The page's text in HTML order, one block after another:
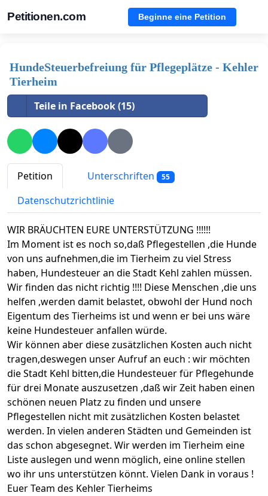
Petitionen.com Beginne eine Petition
HundeSteuerbefreiung für Pflegeplätze - Kehler
Tierheim
Teile in Facebook (15)
Petition Unterschriften 55
Datenschutzrichtlinie
WIR BRÄUCHTEN EURE UNTERSTÜTZUNG !!!!!!
Im Moment ist es noch so,daß Pflegestellen ,die Hunde
von uns aufnehmen,die im Tierheim zu viel Stress
haben, Hundesteuer an die Stadt Kehl zahlen müssen.
Wir finden das nicht richtig !!!! Diese Menschen ,die uns
helfen ,werden damit belastet, obwohl der Hund noch
Eigentum des Tierheims ist und wenn er bei uns wäre
keine Hundesteuer anfallen würde.
Wir können aber diese zusätzlichen Kosten auch nicht
tragen,deswegen unser Aufruf an euch : wir möchten
die Stadt Kehl bitten,die Hundesteuer für Pflegehunde
für drei Monate auszusetzen ,daß wir Zeit haben einen
schönen neuen Platz zu finden und unsere
Pflegestellen nicht mit zusätzlichen Kosten belastet
werden. In vielen anderen Städten und Gemeinden ist
das schon abgesegnet. Wir werden im Tierheim eine
Liste auslegen und wenn möglich, eine online stellen
wo ihr uns unterstützen könnt. Vielen Dank in voraus !
Euer Team des Kehler Tierheims